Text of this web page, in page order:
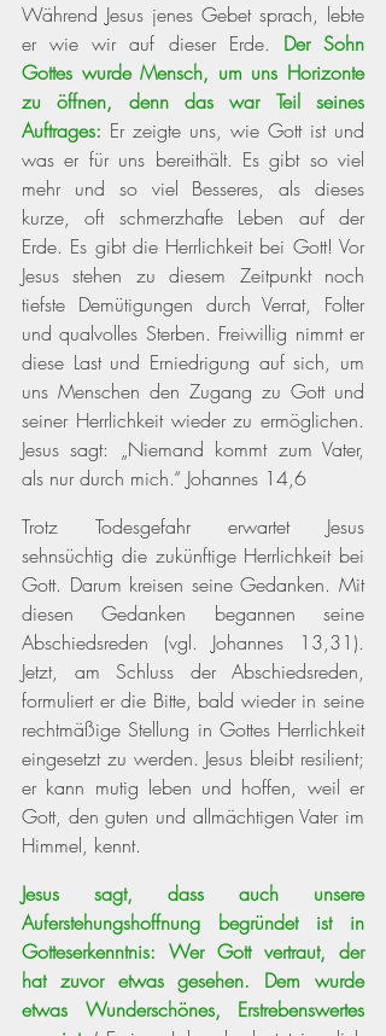
Während Jesus jenes Gebet sprach, lebte
er wie wir auf dieser Erde. Der Sohn
Gottes wurde Mensch, um uns Horizonte
zu öffnen, denn das war Teil seines
Auftrages: Er zeigte uns, wie Gott ist und
was er für uns bereithält. Es gibt so viel
mehr und so viel Besseres, als dieses
kurze, oft schmerzhafte Leben auf der
Erde. Es gibt die Herrlichkeit bei Gott! Vor
Jesus stehen zu diesem Zeitpunkt noch
tiefste Demütigungen durch Verrat, Folter
und qualvolles Sterben. Freiwillig nimmt er
diese Last und Erniedrigung auf sich, um
uns Menschen den Zugang zu Gott und
seiner Herrlichkeit wieder zu ermöglichen.
Jesus sagt: „Niemand kommt zum Vater,
als nur durch mich.“ Johannes 14,6
Trotz Todesgefahr erwartet Jesus
sehnsüchtig die zukünftige Herrlichkeit bei
Gott. Darum kreisen seine Gedanken. Mit
diesen Gedanken begannen seine
Abschiedsreden (vgl. Johannes 13,31).
Jetzt, am Schluss der Abschiedsreden,
formuliert er die Bitte, bald wieder in seine
rechtmäßige Stellung in Gottes Herrlichkeit
eingesetzt zu werden. Jesus bleibt resilient;
er kann mutig leben und hoffen, weil er
Gott, den guten und allmächtigen Vater im
Himmel, kennt.
Jesus sagt, dass auch unsere
Auferstehungshoffnung begründet ist in
Gotteserkenntnis: Wer Gott vertraut, der
hat zuvor etwas gesehen. Dem wurde
etwas Wunderschönes, Erstrebenswertes